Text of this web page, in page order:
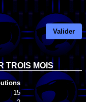
Valider
TROIS MOIS
15